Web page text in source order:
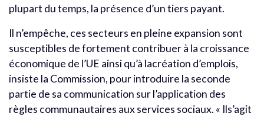
plupart du temps, la présence d’un tiers payant.
Il n’empêche, ces secteurs en pleine expansion sont
susceptibles de fortement contribuer à la croissance
économique de l’UE ainsi qu’à lacréation d’emplois,
insiste la Commission, pour introduire la seconde
partie de sa communication sur l’application des
règles communautaires aux services sociaux. « Ils’agit